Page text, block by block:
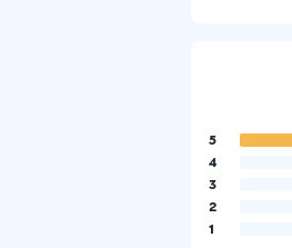
5
4
3
2
1